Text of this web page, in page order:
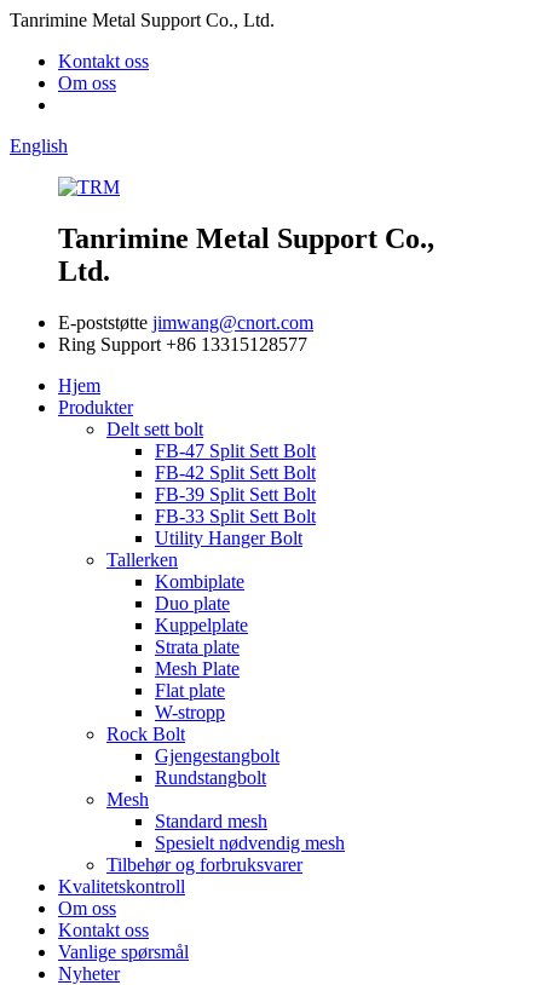
Tanrimine Metal Support Co., Ltd.
Kontakt oss
Om oss
English
Tanrimine Metal Support Co.,
Ltd.
E-poststøtte jimwang@cnort.com
Ring Support +86 13315128577
Hjem
Produkter
Delt sett bolt
FB-47 Split Sett Bolt
FB-42 Split Sett Bolt
FB-39 Split Sett Bolt
FB-33 Split Sett Bolt
Utility Hanger Bolt
Tallerken
Kombiplate
Duo plate
Kuppelplate
Strata plate
Mesh Plate
Flat plate
W-stropp
Rock Bolt
Gjengestangbolt
Rundstangbolt
Mesh
Standard mesh
Spesielt nødvendig mesh
Tilbehør og forbruksvarer
Kvalitetskontroll
Om oss
Kontakt oss
Vanlige spørsmål
Nyheter